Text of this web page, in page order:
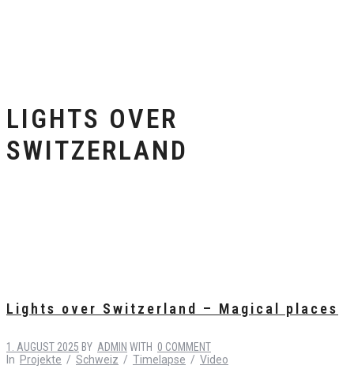
LIGHTS OVER
SWITZERLAND
Lights over Switzerland – Magical places
1. AUGUST 2025 BY ADMIN WITH 0 COMMENT
In Projekte / Schweiz / Timelapse / Video